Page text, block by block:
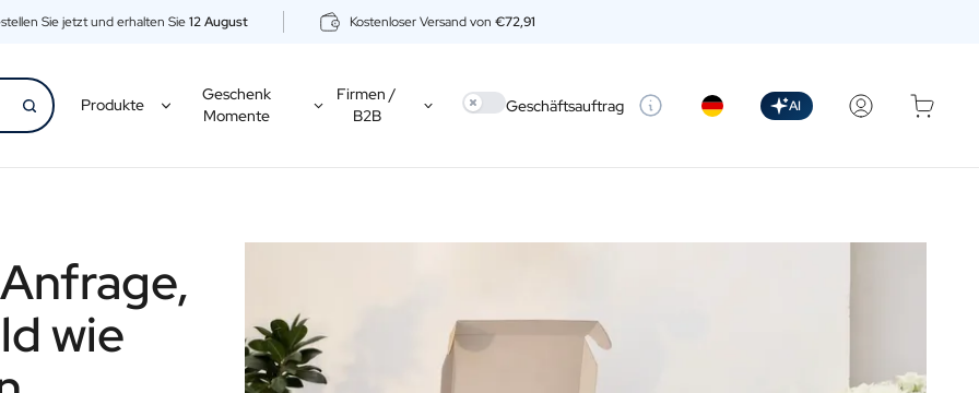
Sie jetzt und erhalten Sie12 August Kostenloser Versand von €72,91
Produkte
Geschenk
Momente
Firmen /
B2B
Use settingGeschäftsauftrag AI
wie